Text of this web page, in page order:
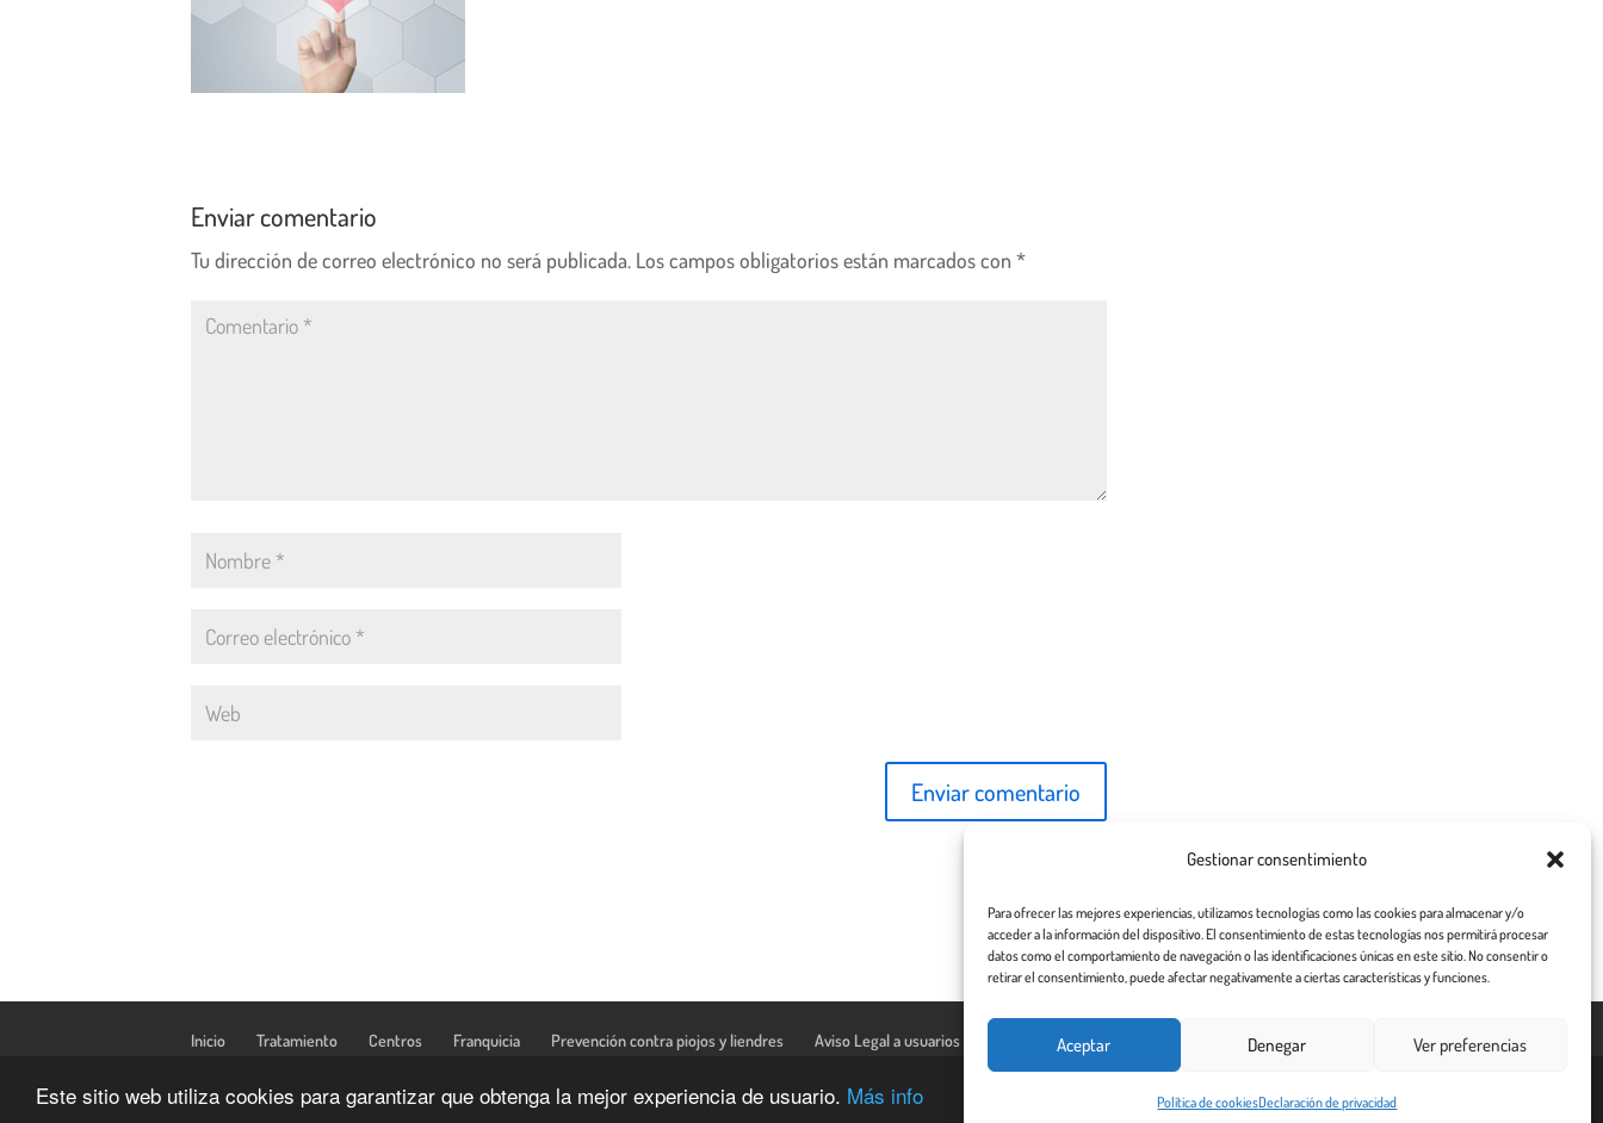
Este sitio web utiliza cookies para garantizar que obtenga la mejor experiencia de usuario. Más info
Gestionar consentimiento
Para ofrecer las mejores experiencias, utilizamos tecnologías como las cookies para almacenar y/o
acceder a la información del dispositivo. El consentimiento de estas tecnologías nos permitirá procesar
datos como el comportamiento de navegación o las identificaciones únicas en este sitio. No consentir o
retirar el consentimiento, puede afectar negativamente a ciertas características y funciones.
Aceptar Denegar Ver preferencias
Política de cookiesDeclaración de privacidad
Enviar comentario
Tu dirección de correo electrónico no será publicada. Los campos obligatorios están marcados con *
Inicio Tratamiento Centros Franquicia Prevención contra piojos y liendres Aviso Legal a usuarios de esta web
Todos los derechos reservados 2.020